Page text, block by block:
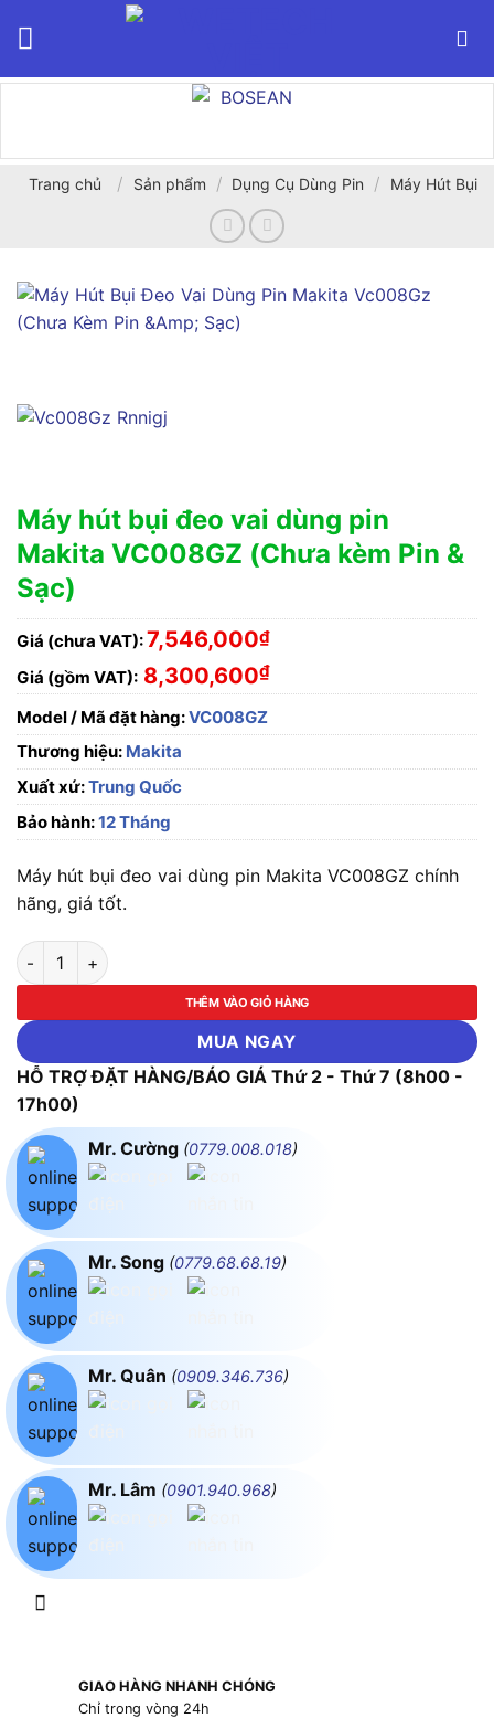
Trang chủ / Sản phẩm / Dụng Cụ Dùng Pin / Máy Hút Bụi
Máy hút bụi đeo vai dùng pin
Makita VC008GZ (Chưa kèm Pin &
Sạc)
Giá (chưa VAT):7,546,000₫
Giá (gồm VAT): 8,300,600₫
Model / Mã đặt hàng:VC008GZ
Thương hiệu: Makita
Xuất xứ:Trung Quốc
Bảo hành:12 Tháng
Máy hút bụi đeo vai dùng pin Makita VC008GZ chính
hãng, giá tốt.
Máy hút bụi đeo vai dùng pin Makita VC008GZ (Chưa kèm Pin
THÊM VÀO GIỎ HÀNG
MUA NGAY
HỖ TRỢ ĐẶT HÀNG/BÁO GIÁ Thứ 2 - Thứ 7 (8h00 -
17h00)
Mr. Cường (0779.008.018)
Mr. Song (0779.68.68.19)
Mr. Quân (0909.346.736)
Mr. Lâm (0901.940.968)
GIAO HÀNG NHANH CHÓNG
Chỉ trong vòng 24h